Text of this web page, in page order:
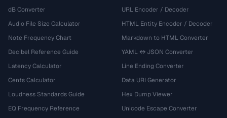
dB Converter
Audio File Size Calculator
Note Frequency Chart
Decibel Reference Guide
Latency Calculator
Cents Calculator
Loudness Standards Guide
EQ Frequency Reference
URL Encoder / Decoder
HTML Entity Encoder / Decoder
Markdown to HTML Converter
YAML ↔ JSON Converter
Line Ending Converter
Data URI Generator
Hex Dump Viewer
Unicode Escape Converter